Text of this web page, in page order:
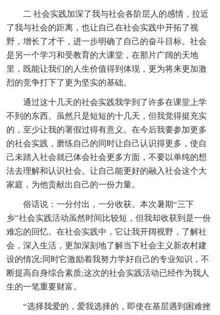
二 社会实践加深了我与社会各阶层人的感情，拉近
了我与社会的距离，也让自己在社会实践中开拓了视
野，增长了才干，进一步明确了自己的奋斗目标。社会
是另一个学习和受教育的大课堂，在那片广阔的天地
里，既能让我们的人生价值得到体现，更为将来更加激
烈的竞争打下了更为坚实的基础。
通过这十几天的社会实践我学到了许多在课堂上学
不到的东西。虽然只是短短的十几天，但我觉得挺充实
的，至少让我的署假过得有意义。在今后我要参加更多
的社会实践，磨练自己的同时让自己认识得更多，使自
己未踏入社会就已体会社会更多方面，不要以单纯的想
法去理解和认识社会。让自己能更好的融入社会这个大
家庭，为他贡献出自己的一份力量。
俗话说：一分付出，一分收获。本次暑期“三下
乡”社会实践活动虽然时间比较短，但我却收获到是一份
难忘的回忆。在社会实践中，它让我开阔视野，了解社
会，深入生活，更加深刻地了解当下社会主义新农村建
设的情况;同时它激励着我努力学好自己的专业知识，不
断提高自身综合素质;这次的社会实践活动已经作为我人
生的一笔重要财富。
“选择我爱的，爱我选择的，即使在基层遇到困难挫